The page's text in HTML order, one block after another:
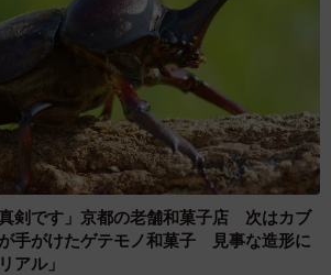
剣です」京都の老舗和菓子店 次はカブ
手がけたゲテモノ和菓子 見事な造形に
アル」